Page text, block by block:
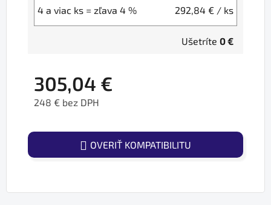
4 a viac ks = zľava 4 % 292,84 € / ks
Ušetríte 0 €
305,04 €
248 € bez DPH
OVERIŤ KOMPATIBILITU